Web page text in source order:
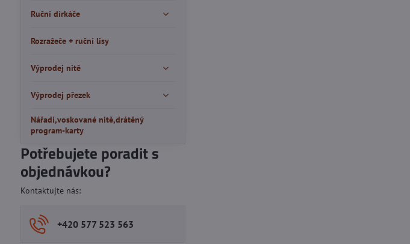
Ruční dírkáče
Rozražeče + ruční lisy
Výprodej nitě
Výprodej přezek
Nářadí,voskované nitě,drátěný
program-karty
Potřebujete poradit s
objednávkou?
Kontaktujte nás:
+420 577 523 563